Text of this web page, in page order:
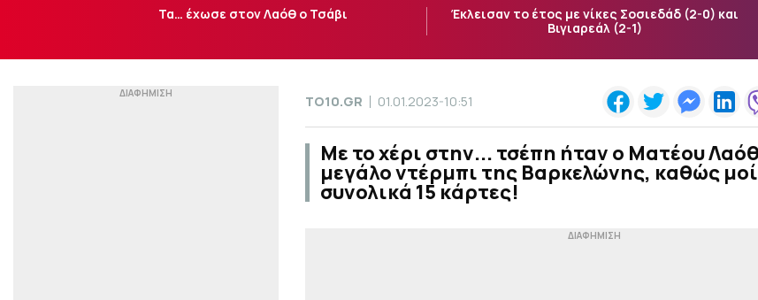
Τα… έχωσε στον Λαόθ ο Τσάβι
Έκλεισαν το έτος με νίκες Σοσιεδάδ (2-0) και
Βιγιαρεάλ (2-1)
TO10.GR 01.01.2023-10:51
Με το χέρι στην... τσέπη ήταν ο Ματέου
μεγάλο ντέρμπι της Βαρκελώνης, καθώς
συνολικά 15 κάρτες!